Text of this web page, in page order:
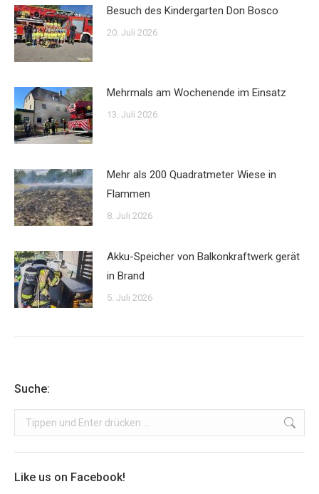
Besuch des Kindergarten Don Bosco
20. Juli 2026
Mehrmals am Wochenende im Einsatz
13. Juli 2026
Mehr als 200 Quadratmeter Wiese in
Flammen
8. Juli 2026
Akku-Speicher von Balkonkraftwerk gerät
in Brand
5. Juli 2026
Suche:
Search:
Like us on Facebook!